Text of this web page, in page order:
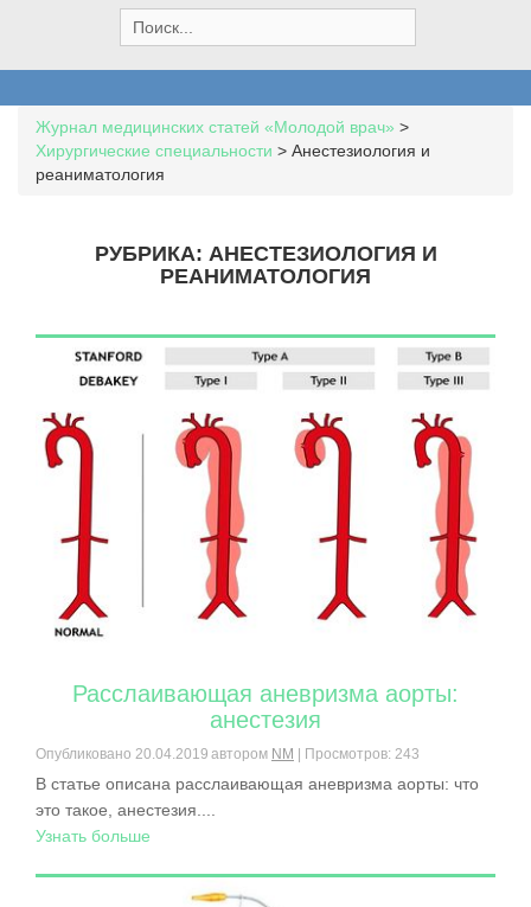
e
a
h
f
o
Журнал медицинских статей «Молодой врач» >
Хирургические специальности > Анестезиология и
реаниматология
РУБРИКА: АНЕСТЕЗИОЛОГИЯ И
РЕАНИМАТОЛОГИЯ
Расслаивающая аневризма аорты:
анестезия
Опубликовано 20.04.2019 автором NM | Просмотров: 243
В статье описана расслаивающая аневризма аорты: что
это такое, анестезия....
Узнать больше